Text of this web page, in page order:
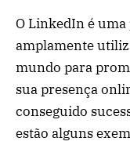
O LinkedIn é
amplamente
mundo para
sua presença
conseguido
estão alguns